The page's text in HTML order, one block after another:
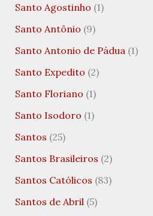
Santo Agostinho (1)
Santo Antônio (9)
Santo Antonio de Pádua (1)
Santo Expedito (2)
Santo Floriano (1)
Santo Isodoro (1)
Santos (25)
Santos Brasileiros (2)
Santos Católicos (83)
Santos de Abril (5)